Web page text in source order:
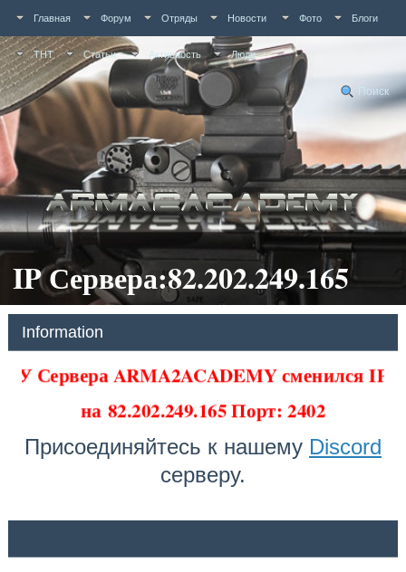
Главная Форум Отряды Новости Фото Блоги
ТНТ Статьи Активность Люди
Поиск
IP Сервера:82.202.249.165
Information
У Сервера ARMA2ACADEMY сменился IP
на82.202.249.165 Порт: 2402
Присоединяйтесь к нашему Discord
серверу.